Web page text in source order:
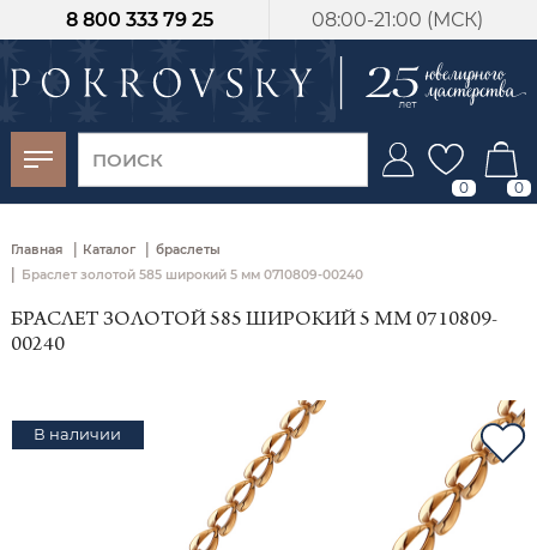
08:00-21:00 (МСК)
8 800 333 79 25
0 0
Главная | Каталог | браслеты
| Браслет золотой 585 широкий 5 мм 0710809-00240
БРАСЛЕТ ЗОЛОТОЙ 585 ШИРОКИЙ 5 ММ 0710809-
00240
В наличии
-30%
от 15 дней с
момента оплаты